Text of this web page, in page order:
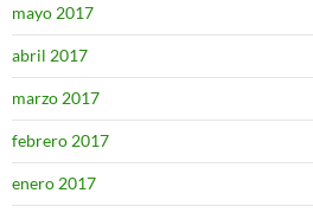
mayo 2017
abril 2017
marzo 2017
febrero 2017
enero 2017